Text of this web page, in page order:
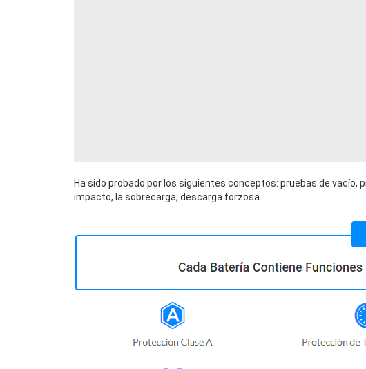
Ha sido probado por los siguientes conceptos: pruebas de
impacto, la sobrecarga, descarga forzosa.